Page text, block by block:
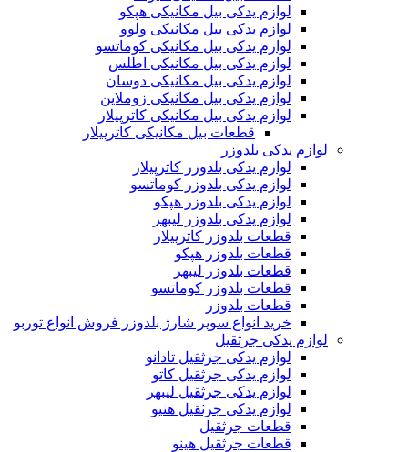
لوازم یدکی بیل مکانیکی هپکو
لوازم یدکی بیل مکانیکی ولوو
لوازم یدکی بیل مکانیکی کوماتسو
لوازم یدکی بیل مکانیکی اطلس
لوازم یدکی بیل مکانیکی دوسان
لوازم یدکی بیل مکانیکی زوملاین
لوازم یدکی بیل مکانیکی کاترپیلار
قطعات بیل مکانیکی کاترپیلار
لوازم یدکی بلدوزر
لوازم یدکی بلدوزر کاترپیلار
لوازم یدکی بلدوزر کوماتسو
لوازم یدکی بلدوزر هپکو
لوازم یدکی بلدوزر لیبهر
قطعات بلدوزر کاترپیلار
قطعات بلدوزر هپکو
قطعات بلدوزر لیبهر
قطعات بلدوزر کوماتسو
قطعات بلدوزر
خرید انواع سوپر شارژ بلدوزر فروش انواع توربو
لوازم یدکی جرثقیل
لوازم یدکی جرثقیل تادانو
لوازم یدکی جرثقیل کاتو
لوازم یدکی جرثقیل لیبهر
لوازم یدکی جرثقیل هنیو
قطعات جرثقیل
قطعات جرثقیل هینو